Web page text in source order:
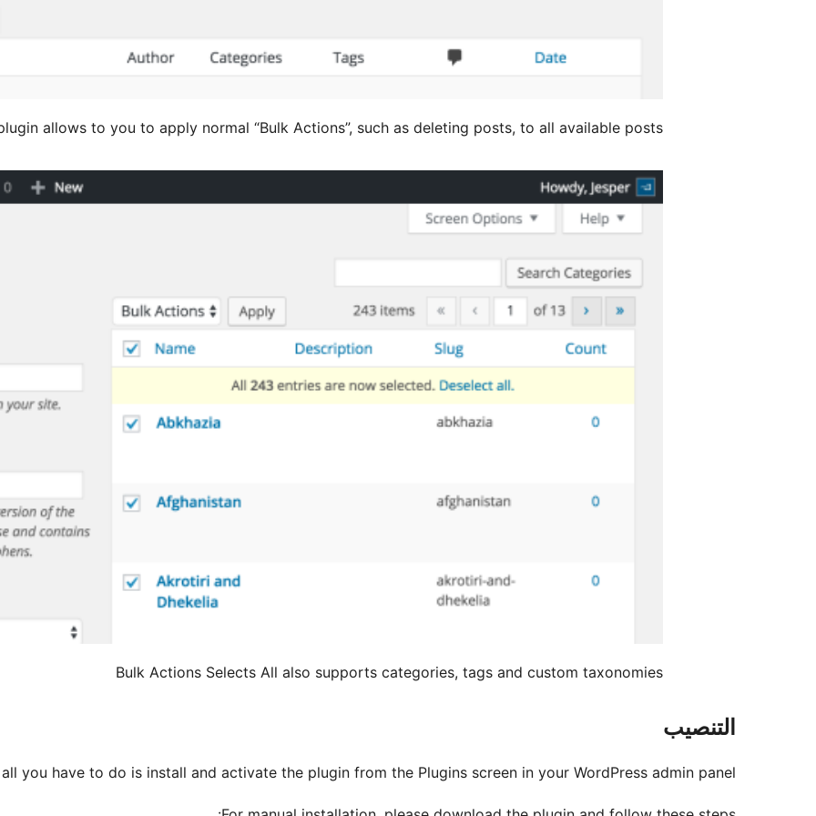
allows to you to apply normal “Bulk Actions”, such as deleting posts, to all available posts
Bulk Actions Selects All also supports categories, tags and custom taxonomies
التنصيب
you have to do is install and activate the plugin from the Plugins screen in your WordPress admin panel!